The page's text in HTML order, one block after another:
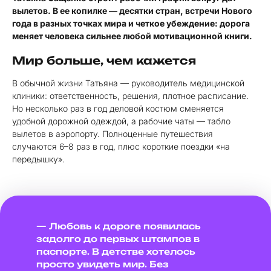
вылетов. В ее копилке — десятки стран, встречи Нового
года в разных точках мира и четкое убеждение: дорога
меняет человека сильнее любой мотивационной книги.
Мир больше, чем кажется
В обычной жизни Татьяна — руководитель медицинской
клиники: ответственность, решения, плотное расписание.
Но несколько раз в год деловой костюм сменяется
удобной дорожной одеждой, а рабочие чаты — табло
вылетов в аэропорту. Полноценные путешествия
случаются 6–8 раз в год, плюс короткие поездки «на
передышку».
— Любовь к дороге появилась
задолго до первых штампов в
паспорте. В детстве хотелось
просто увидеть мир. Без